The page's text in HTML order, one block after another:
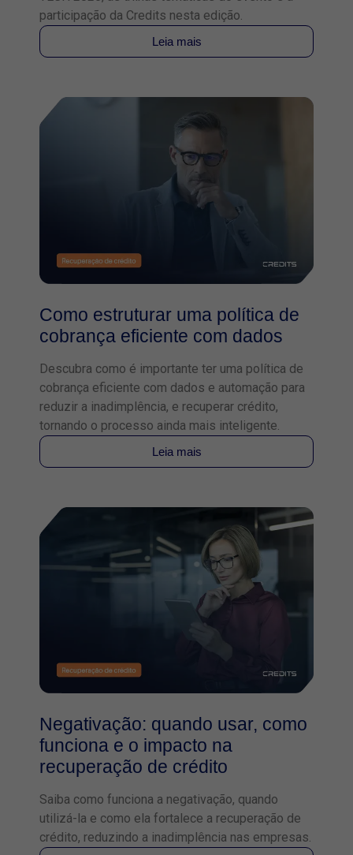
participação da Credits nesta edição.
Leia mais
Como estruturar uma política de
cobrança eficiente com dados
Descubra como é importante ter uma política de
cobrança eficiente com dados e automação para
reduzir a inadimplência, e recuperar crédito,
tornando o processo ainda mais inteligente.
Leia mais
Negativação: quando usar, como
funciona e o impacto na
recuperação de crédito
Saiba como funciona a negativação, quando
utilizá-la e como ela fortalece a recuperação de
crédito, reduzindo a inadimplência nas empresas.